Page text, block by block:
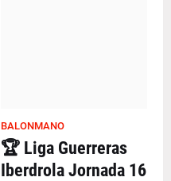
BALONMANO
🏆 Liga Guerreras
Iberdrola Jornada 16